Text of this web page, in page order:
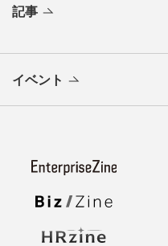
記事
イベント